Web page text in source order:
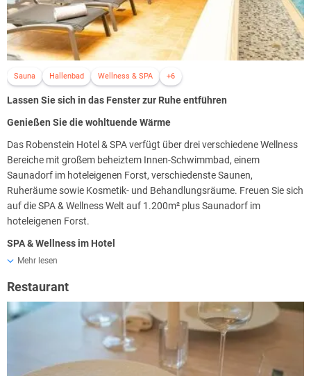
Reservieren Sie sich einen Platz am „Fenster zur Ruhe“.
Das Hotelteam freut sich auf Sie!
Sauna Hallenbad Wellness & SPA +6
Lassen Sie sich in das Fenster zur Ruhe entführen
Genießen Sie die wohltuende Wärme
Das Robenstein Hotel & SPA verfügt über drei verschiedene Wellness
Bereiche mit großem beheiztem Innen-Schwimmbad, einem
Saunadorf im hoteleigenen Forst, verschiedenste Saunen,
Ruheräume sowie Kosmetik- und Behandlungsräume. Freuen Sie sich
auf die SPA & Wellness Welt auf 1.200m² plus Saunadorf im
hoteleigenen Forst.
SPA & Wellness im Hotel
Der frisch renoviert Wellnessbereich im Haupthaus des Robenstein
Hotel & SPA heißt Sie in sanften Farben und modernen
Abstecher in die Welt der Erholung. Eine Ayurvedische Massage,
ein Gang in das wunderbare Dampfbad und anschließend ein Sprung
in das Schwimmbecken. Lassen Sie sich mit einem leckeren Getränk
im Außenbereich abkühlen und entfliehen Sie Stress und Alltag.
Mehr lesen
Restaurant